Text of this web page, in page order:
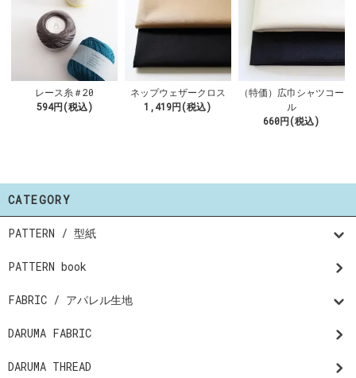
レース糸＃20
594円(税込)
ネップウェザークロス
1,419円(税込)
（特価）広巾シャツコー
ル
660円(税込)
CATEGORY
PATTERN / 型紙
PATTERN book
FABRIC / アパレル生地
DARUMA FABRIC
DARUMA THREAD